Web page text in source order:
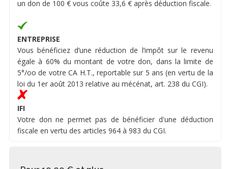
un don de 100 € vous coûte 33,6 € après déduction fiscale.
ENTREPRISE
Vous bénéficiez d’une réduction de l’impôt sur le revenu
égale à 60% du montant de votre don, dans la limite de
5°/oo de votre CA H.T., reportable sur 5 ans (en vertu de la
loi du 1er août 2013 relative au mécénat, art. 238 du CGI).
IFI
Votre don ne permet pas de bénéficier d'une déduction
fiscale en vertu des articles 964 à 983 du CGI.